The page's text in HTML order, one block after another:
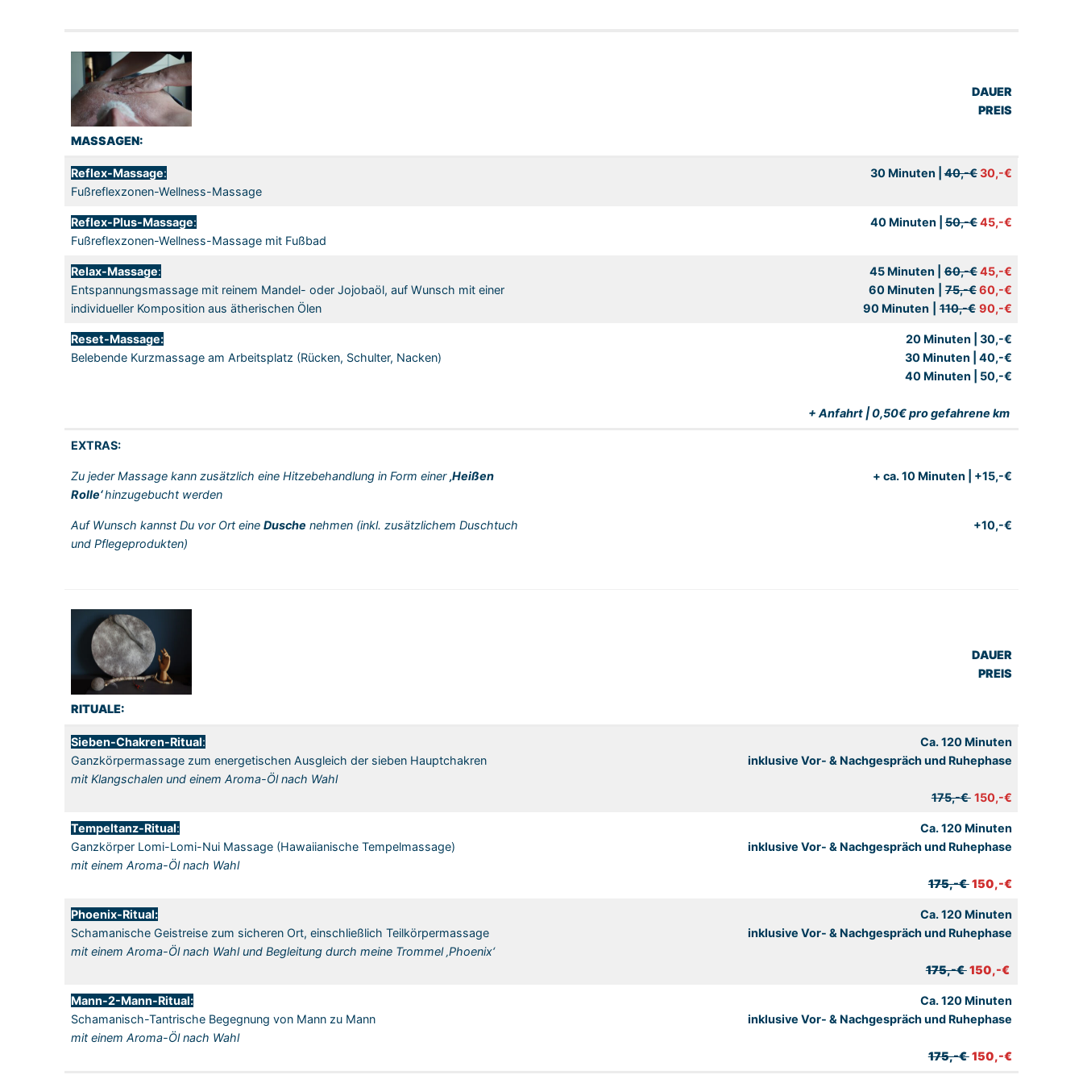
MASSAGEN:
DAUER
PREIS
Reflex-Massage:
Fußreflexzonen-Wellness-Massage
30 Minuten |40,-€30,-€
Reflex-Plus-Massage:
Fußreflexzonen-Wellness-Massage mit Fußbad
40 Minuten |50,-€45,-€
Relax-Massage:
Entspannungsmassage mit reinem Mandel- oder Jojobaöl, auf Wunsch mit einer
individueller Komposition aus ätherischen Ölen
45 Minuten | 60,-€45,-€
60 Minuten
75,-€60,-€
90 Minuten
110,-€ 90,-€
Reset-Massage:
Belebende Kurzmassage am Arbeitsplatz (Rücken, Schulter, Nacken)
20 Minuten | 30,-€
30 Minuten | 40,-€
40 Minuten | 50,-€
+ Anfahrt | 0,50€ pro gefahrene km
EXTRAS:
Zu jeder Massage kann zusätzlich eine Hitzebehandlung in Form einer‚Heißen
Rolle‘hinzugebucht werden
+ ca. 10 Minuten | +15,-€
Auf Wunsch kannst Du vor Ort eineDusche nehmen (inkl. zusätzlichem Duschtuch
und Pflegeprodukten)
+10,-€
RITUALE:
DAUER
PREIS
Sieben-Chakren-Ritual:
Ganzkörpermassage zum energetischen Ausgleich der sieben Hauptchakren
mit Klangschalen und einem Aroma-Öl nach Wahl
Ca. 120 Minuten
inklusive Vor- & Nachgespräch und Ruhephase
175,-€ 150,-€
Tempeltanz-Ritual:
Ganzkörper Lomi-Lomi-Nui Massage (Hawaiianische Tempelmassage)
mit einem Aroma-Öl nach Wahl
Ca. 120 Minuten
inklusive Vor- & Nachgespräch und Ruhephase
175,-€150,-€
Phoenix-Ritual:
Schamanische Geistreise zum sicheren Ort, einschließlich Teilkörpermassage
mit einem Aroma-Öl nach Wahl und Begleitung durch meine Trommel ‚Phoenix‘
Ca. 120 Minuten
inklusive Vor- & Nachgespräch und Ruhephase
175,-€150,-€
Mann-2-Mann-Ritual:
Schamanisch-Tantrische Begegnung von Mann zu Mann
mit einem Aroma-Öl nach Wahl
Ca. 120 Minuten
inklusive Vor- & Nachgespräch und Ruhephase
175,-€150,-€